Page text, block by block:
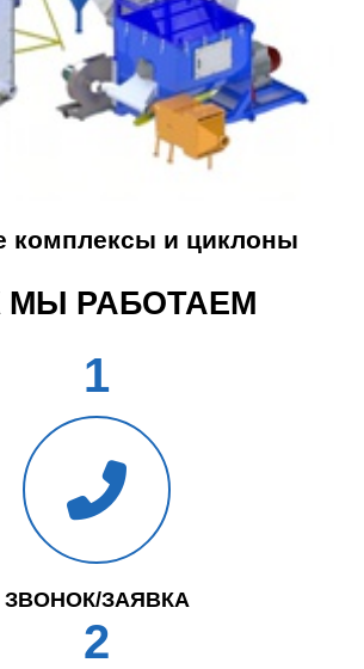
комплексы и циклоны
МЫ РАБОТАЕМ
1
ЗВОНОК/ЗАЯВКА
2